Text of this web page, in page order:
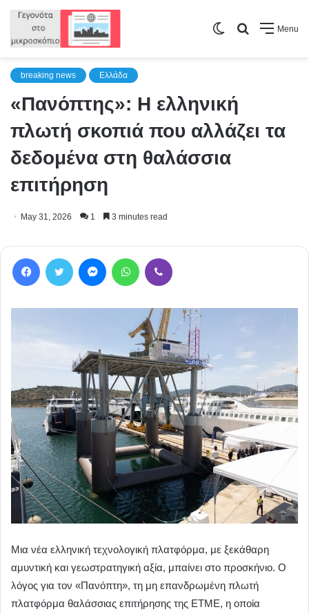
Menu
Search
Switch
breaking news Ελλάδα
«Πανόπτης»: Η ελληνική
πλωτή σκοπιά που αλλάζει τα
δεδομένα στη θαλάσσια
επιτήρηση
May 31, 2026 1 3 minutes read
Μια νέα ελληνική τεχνολογική πλατφόρμα, με ξεκάθαρη
αμυντική και γεωστρατηγική αξία, μπαίνει στο προσκήνιο. Ο
λόγος για τον «Πανόπτη», τη μη επανδρωμένη πλωτή
πλατφόρμα θαλάσσιας επιτήρησης της ΕΤΜΕ, η οποία